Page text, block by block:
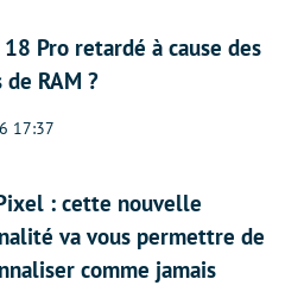
18 Pro retardé à cause des
RAM ?
17:37
: cette nouvelle
va vous permettre de
comme jamais